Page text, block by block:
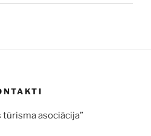
tūrisma asociācija”